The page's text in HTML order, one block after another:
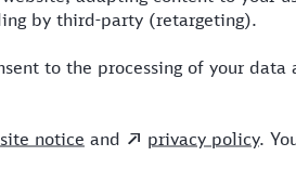
RE,ICE
ICE,HLB